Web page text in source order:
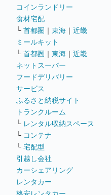
コインランドリー
食材宅配
└ 首都圏 ｜ 東海 ｜ 近畿
ミールキット
└ 首都圏 ｜ 東海 ｜ 近畿
ネットスーパー
フードデリバリー
サービス
ふるさと納税サイト
トランクルーム
└ レンタル収納スペース
└ コンテナ
└ 宅配型
引越し会社
カーシェアリング
レンタカー